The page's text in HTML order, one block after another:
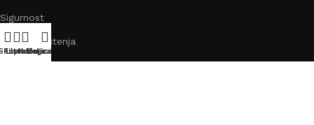
Sigurnost
Uslovi korištenja
Filters
Lista želja
Košarica
Moj račun